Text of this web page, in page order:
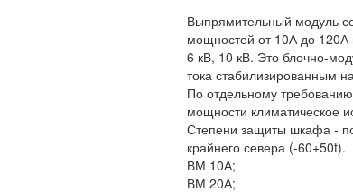
Выпрямительный модуль
мощностей от 10А до 120А
6 кВ, 10 кВ. Это блочно-
тока стабилизированным
По отдельному
мощности климатическое
Степени защиты шкафа -
крайнего севера (-60+50t).
ВМ 10А;
ВМ 20А;